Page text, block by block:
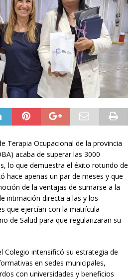
Terapia Ocupacional de la provincia
acaba de superar las 3000
lo que demuestra el éxito rotundo de
hace apenas un par de meses y que
de la ventajas de sumarse a la
intimación directa a las y los
que ejercían con la matrícula
de Salud para que regularizaran su
Colegio intensificó su estrategia de
en sedes municipales,
con universidades y beneficios